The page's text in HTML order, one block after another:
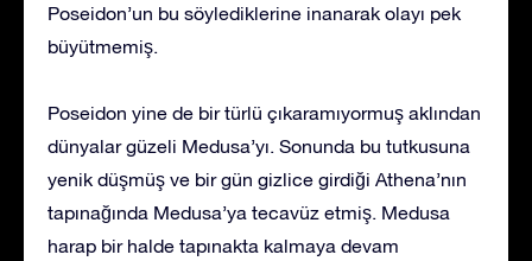
Poseidon’un bu söylediklerine inanarak olayı pek
büyütmemiş.
Poseidon yine de bir türlü çıkaramıyormuş aklından
dünyalar güzeli Medusa’yı. Sonunda bu tutkusuna
yenik düşmüş ve bir gün gizlice girdiği Athena’nın
tapınağında Medusa’ya tecavüz etmiş. Medusa
harap bir halde tapınakta kalmaya devam